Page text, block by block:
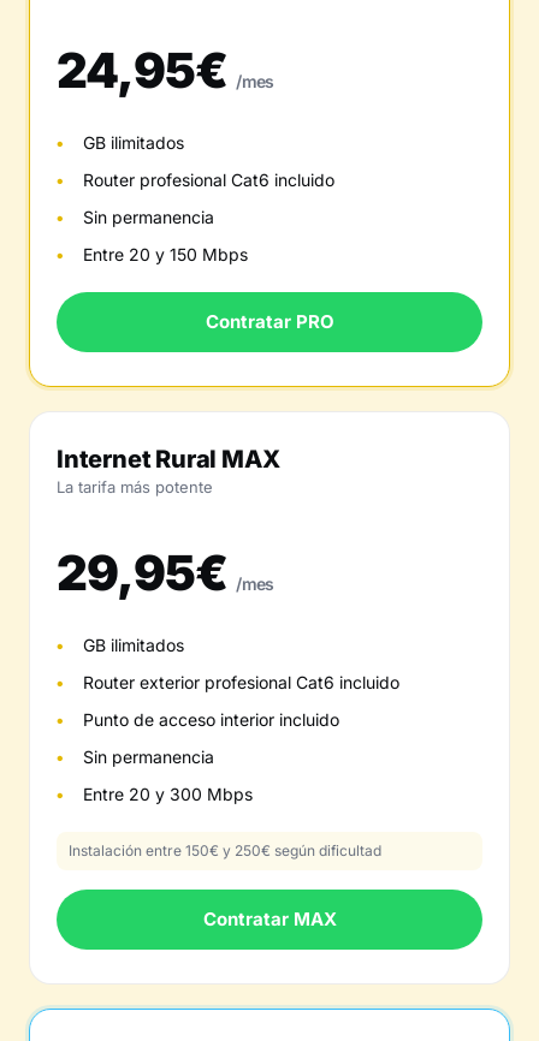
24,95€ /mes
GB ilimitados
Router profesional Cat6 incluido
Sin permanencia
Entre 20 y 150 Mbps
Contratar PRO
Internet Rural MAX
La tarifa más potente
29,95€ /mes
GB ilimitados
Router exterior profesional Cat6 incluido
Punto de acceso interior incluido
Sin permanencia
Entre 20 y 300 Mbps
Instalación entre 150€ y 250€ según dificultad
Contratar MAX